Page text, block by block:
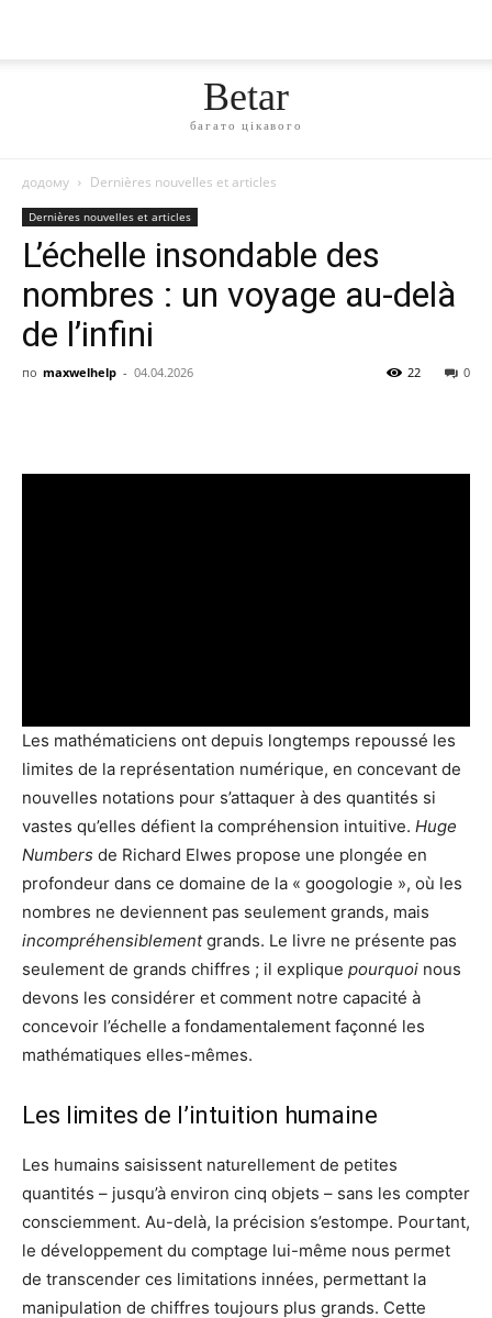
Betar
багато цікавого
додому Dernières nouvelles et articles
Dernières nouvelles et articles
L’échelle insondable des
nombres : un voyage au-delà
de l’infini
по maxwelhelp - 04.04.2026 0
22
Les mathématiciens ont depuis longtemps repoussé les
limites de la représentation numérique, en concevant de
nouvelles notations pour s’attaquer à des quantités si
vastes qu’elles défient la compréhension intuitive. Huge
Numbers de Richard Elwes propose une plongée en
profondeur dans ce domaine de la « googologie », où les
nombres ne deviennent pas seulement grands, mais
incompréhensiblementgrands. Le livre ne présente pas
seulement de grands chiffres ; il explique pourquoi nous
devons les considérer et comment notre capacité à
concevoir l’échelle a fondamentalement façonné les
mathématiques elles-mêmes.
Les limites de l’intuition humaine
Les humains saisissent naturellement de petites
quantités – jusqu’à environ cinq objets – sans les compter
consciemment. Au-delà, la précision s’estompe. Pourtant,
le développement du comptage lui-même nous permet
de transcender ces limitations innées, permettant la
manipulation de chiffres toujours plus grands. Cette